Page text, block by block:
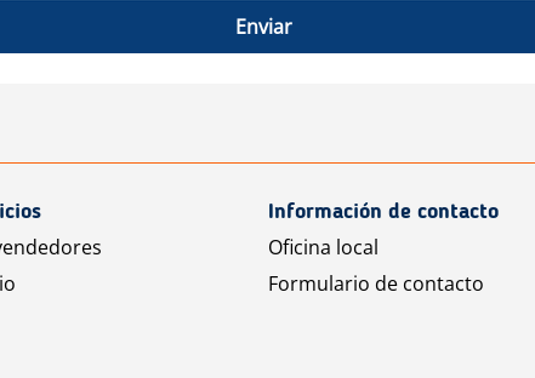
Enviar
Información de contacto
Oficina local
Formulario de contacto